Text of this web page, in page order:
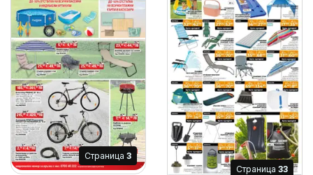
Cтраница 3
Cтраница 33